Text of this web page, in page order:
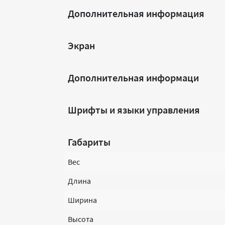
Дополнительная информация
Экран
Дополнительная информаци
Шрифты и языки управления
Габариты
Вес
Длина
Ширина
Высота